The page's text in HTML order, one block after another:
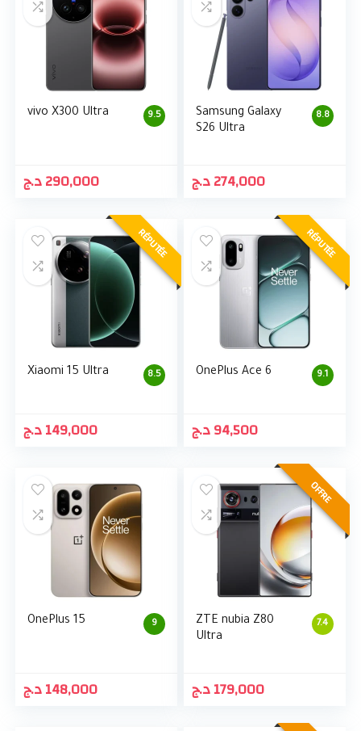
9.5
vivo X300 Ultra
290,000د.ج
8.8
Samsung Galaxy
S26 Ultra
274,000د.ج
RÉPUTÉE
8.5
Xiaomi 15 Ultra
149,000د.ج
RÉPUTÉE
9.1
OnePlus Ace 6
94,500د.ج
9
OnePlus 15
148,000د.ج
OFFRE
7.4
ZTE nubia Z80
Ultra
179,000د.ج